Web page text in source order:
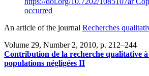
occurred
An article of the journal Recherches
Volume 29, Number 2, 2010, p. 212–244
Contribution de la recherche qualitative
populations négligées II